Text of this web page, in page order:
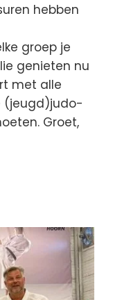
hebben
groep je
genieten nu
met alle
(jeugd)judo-
Groet,